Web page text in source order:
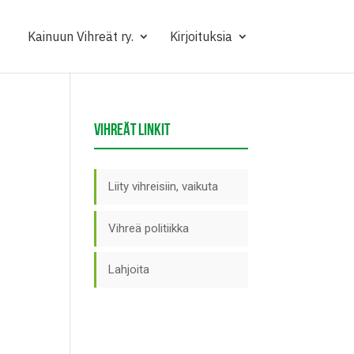
Kainuun Vihreät ry. Kirjoituksia
VIHREÄT LINKIT
Liity vihreisiin, vaikuta
Vihreä politiikka
Lahjoita